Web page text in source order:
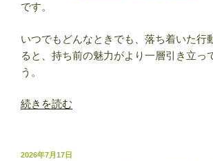
です。
いつでもどんなときでも、落ち着いた行
ると、持ち前の魅力がより一層引き立っ
う。
“1
日
続きを読む
投
2026年7月17日